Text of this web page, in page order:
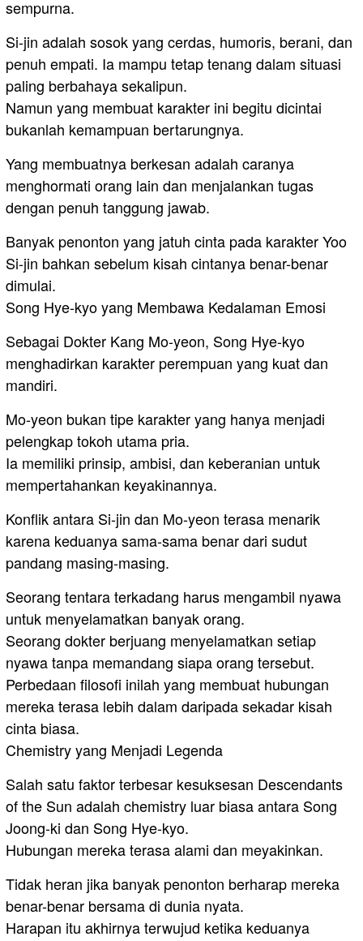
sempurna.
Si-jin adalah sosok yang cerdas, humoris, berani, dan
penuh empati. Ia mampu tetap tenang dalam situasi
paling berbahaya sekalipun.
Namun yang membuat karakter ini begitu dicintai
bukanlah kemampuan bertarungnya.
Yang membuatnya berkesan adalah caranya
menghormati orang lain dan menjalankan tugas
dengan penuh tanggung jawab.
Banyak penonton yang jatuh cinta pada karakter Yoo
Si-jin bahkan sebelum kisah cintanya benar-benar
dimulai.
Song Hye-kyo yang Membawa Kedalaman Emosi
Sebagai Dokter Kang Mo-yeon, Song Hye-kyo
menghadirkan karakter perempuan yang kuat dan
mandiri.
Mo-yeon bukan tipe karakter yang hanya menjadi
pelengkap tokoh utama pria.
Ia memiliki prinsip, ambisi, dan keberanian untuk
mempertahankan keyakinannya.
Konflik antara Si-jin dan Mo-yeon terasa menarik
karena keduanya sama-sama benar dari sudut
pandang masing-masing.
Seorang tentara terkadang harus mengambil nyawa
untuk menyelamatkan banyak orang.
Seorang dokter berjuang menyelamatkan setiap
nyawa tanpa memandang siapa orang tersebut.
Perbedaan filosofi inilah yang membuat hubungan
mereka terasa lebih dalam daripada sekadar kisah
cinta biasa.
Chemistry yang Menjadi Legenda
Salah satu faktor terbesar kesuksesan Descendants
of the Sun adalah chemistry luar biasa antara Song
Joong-ki dan Song Hye-kyo.
Hubungan mereka terasa alami dan meyakinkan.
Tidak heran jika banyak penonton berharap mereka
benar-benar bersama di dunia nyata.
Harapan itu akhirnya terwujud ketika keduanya